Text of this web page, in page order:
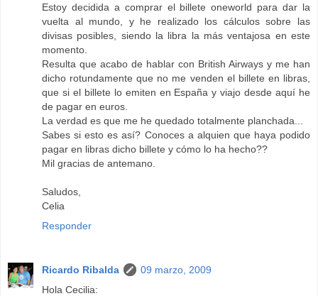
Estoy decidida a comprar el billete oneworld para dar la
vuelta al mundo, y he realizado los cálculos sobre las
divisas posibles, siendo la libra la más ventajosa en este
momento.
Resulta que acabo de hablar con British Airways y me han
dicho rotundamente que no me venden el billete en libras,
que si el billete lo emiten en España y viajo desde aquí he
de pagar en euros.
La verdad es que me he quedado totalmente planchada...
Sabes si esto es así? Conoces a alquien que haya podido
pagar en libras dicho billete y cómo lo ha hecho??
Mil gracias de antemano.
Saludos,
Celia
Responder
Ricardo Ribalda
09 marzo, 2009
Hola Cecilia: